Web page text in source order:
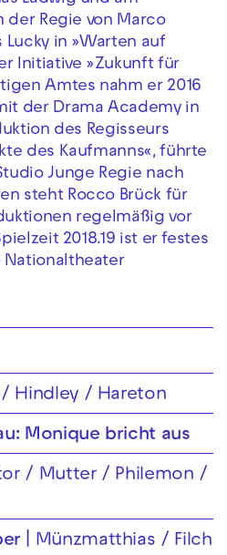
der Regie von Marco
Lucky in »Warten auf
Initiative »Zukunft für
Amtes nahm er 2016
der Drama Academy in
des Regisseurs
des Kaufmanns«, führte
Junge Regie nach
steht Rocco Brück für
regelmäßig vor
2018.19 ist er festes
Nationaltheater
/ Hindley / Hareton
Monique bricht aus
/ Mutter / Philemon /
Münzmatthias / Filch